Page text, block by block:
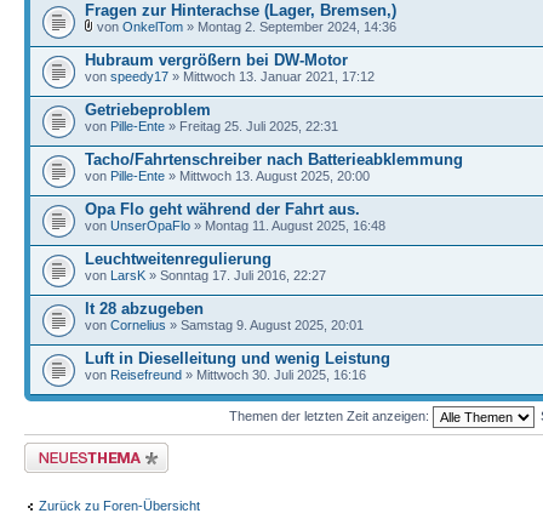
Fragen zur Hinterachse (Lager, Bremsen,)
von OnkelTom » Montag 2. September 2024, 14:36
Hubraum vergrößern bei DW-Motor
von speedy17 » Mittwoch 13. Januar 2021, 17:12
Getriebeproblem
von Pille-Ente » Freitag 25. Juli 2025, 22:31
Tacho/Fahrtenschreiber nach Batterieabklemmung
von Pille-Ente » Mittwoch 13. August 2025, 20:00
Opa Flo geht während der Fahrt aus.
von UnserOpaFlo » Montag 11. August 2025, 16:48
Leuchtweitenregulierung
von LarsK » Sonntag 17. Juli 2016, 22:27
lt 28 abzugeben
von Cornelius » Samstag 9. August 2025, 20:01
Luft in Dieselleitung und wenig Leistung
von Reisefreund » Mittwoch 30. Juli 2025, 16:16
Themen der letzten Zeit anzeigen:
Neues Thema erstellen
Zurück zu Foren-Übersicht